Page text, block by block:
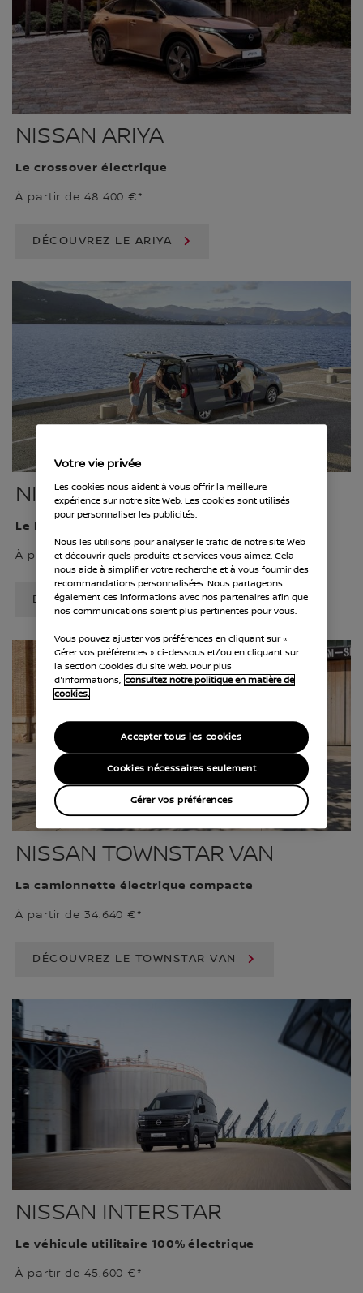
NISSAN ARIYA
Le crossover électrique
À partir de 48.400 €*
DÉCOUVREZ LE ARIYA
NISSAN TOWNSTAR COMBI
Le ludospace électrique
À partir de 42.430 €*
DÉCOUVREZ LE TOWNSTAR COMBI
NISSAN TOWNSTAR VAN
La camionnette électrique compacte
À partir de 34.640 €*
DÉCOUVREZ LE TOWNSTAR VAN
NISSAN INTERSTAR
Le véhicule utilitaire 100% électrique
À partir de 45.600 €*
Votre vie privée
Les cookies nous aident à vous offrir la meilleure
expérience sur notre site Web. Les cookies sont utilisés
pour personnaliser les publicités.
Nous les utilisons pour analyser le trafic de notre site Web
et découvrir quels produits et services vous aimez. Cela
nous aide à simplifier votre recherche et à vous fournir des
recommandations personnalisées. Nous partageons
également ces informations avec nos partenaires afin que
nos communications soient plus pertinentes pour vous.
Vous pouvez ajuster vos préférences en cliquant sur «
Gérer vos préférences » ci-dessous et/ou en cliquant sur
la section Cookies du site Web. Pour plus
d'informations, consultez notre politique en matière de
cookies.
Gérer vos préférences
Cookies nécessaires seulement
Accepter tous les cookies